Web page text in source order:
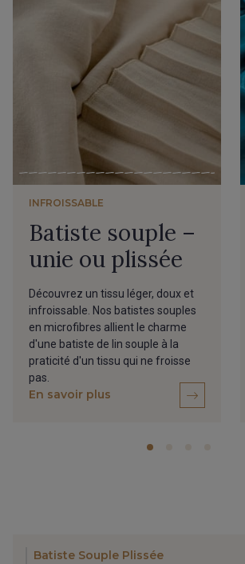
INFROISSABLE
Batiste souple –
unie ou plissée
Découvrez un tissu léger, doux et
infroissable. Nos batistes souples
en microfibres allient le charme
d'une batiste de lin souple à la
praticité d'un tissu qui ne froisse
pas.
En savoir plus
Batiste Souple Plissée